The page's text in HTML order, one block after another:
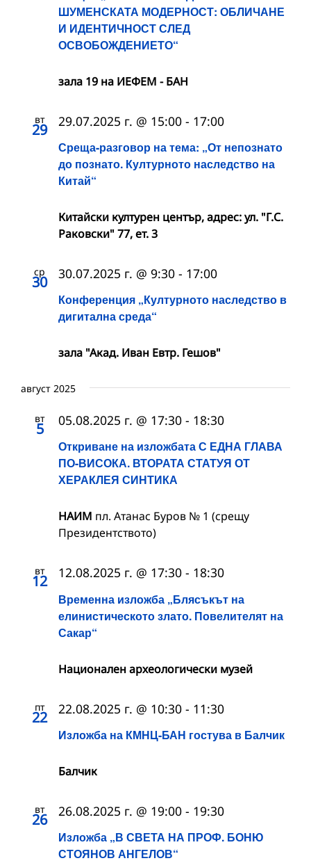
ШУМЕНСКАТА МОДЕРНОСТ: ОБЛИЧАНЕ
И ИДЕНТИЧНОСТ СЛЕД
ОСВОБОЖДЕНИЕТО“
зала 19 на ИЕФЕМ - БАН
вт
29
Среща-разговор на тема: „От непознато
до познато. Културното наследство на
Китай“
29.07.2025 г. @ 15:00 - 17:00
Китайски културен център, адрес: ул. "Г.С.
Раковски" 77, ет. 3
ср
30
Конференция „Културното наследство в
дигитална среда“
30.07.2025 г. @ 9:30 - 17:00
зала "Акад. Иван Евтр. Гешов"
август 2025
вт
5
Откриване на изложбата С ЕДНА ГЛАВА
ПО-ВИСОКА. ВТОРАТА СТАТУЯ ОТ
ХЕРАКЛЕЯ СИНТИКА
05.08.2025 г. @ 17:30 - 18:30
НАИМ пл. Атанас Буров № 1 (срещу
Президентството)
вт
12
Временна изложба „Блясъкът на
елинистическото злато. Повелителят на
Сакар“
12.08.2025 г. @ 17:30 - 18:30
Национален археологически музей
пт
22
Изложба на КМНЦ-БАН гостува в Балчик
22.08.2025 г. @ 10:30 - 11:30
Балчик
вт
26
Изложба „В СВЕТА НА ПРОФ. БОНЮ
СТОЯНОВ АНГЕЛОВ“
26.08.2025 г. @ 19:00 - 19:30